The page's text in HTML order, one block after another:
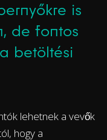
is
de fontos
betöltési
lehetnek a vevők
hogy a